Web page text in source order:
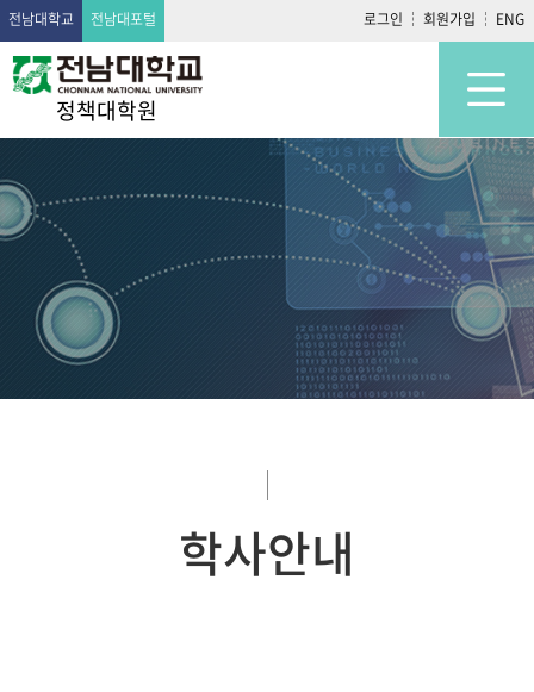
전남대학교 전남대포털 로그인 회원가입 ENG
정책대학원
학사안내